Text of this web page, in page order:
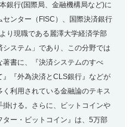
銀行(国際局、金融機構局など)に
ンター（FISC）、国際決済銀行
り現職である麗澤大学経済学部
ステム」であり、この分野では
書に、『決済システムのすべ
『外為決済とCLS銀行』などが
利用されている金融論のテキス
掛ける。さらに、ビットコインや
ー・ビットコイン』は、5万部